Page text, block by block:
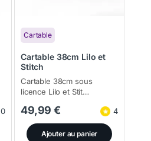
0
Cartable
Cartable 38cm Lilo et
Stitch
Cartable 38cm sous
licence Lilo et Stit…
49,99€ 4
Ajouter au panier